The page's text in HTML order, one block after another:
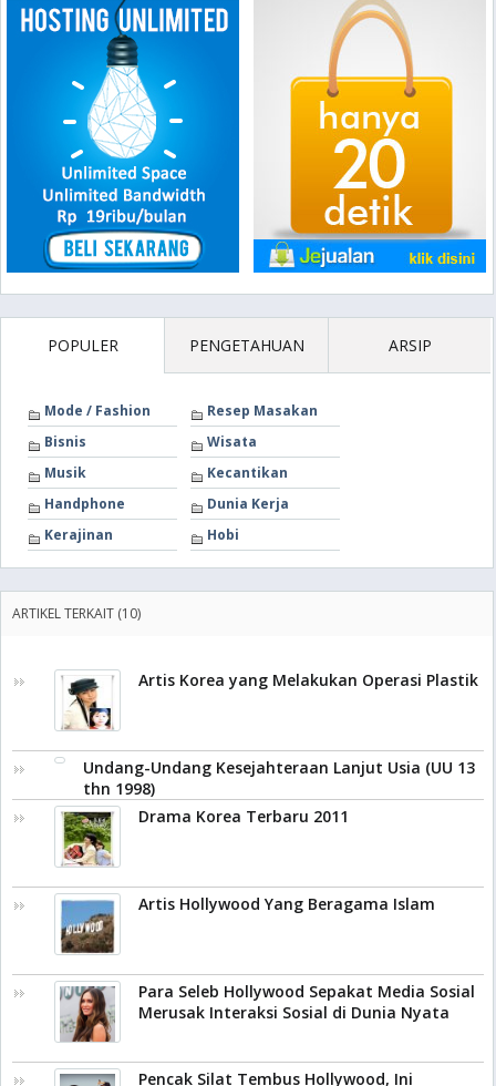
POPULER PENGETAHUAN ARSIP
Mode / Fashion
Resep Masakan
Bisnis
Wisata
Musik
Kecantikan
Handphone
Dunia Kerja
Kerajinan
Hobi
ARTIKEL TERKAIT (10)
Artis Korea yang Melakukan Operasi Plastik
Undang-Undang Kesejahteraan Lanjut Usia (UU 13
thn 1998)
Drama Korea Terbaru 2011
Artis Hollywood Yang Beragama Islam
Para Seleb Hollywood Sepakat Media Sosial
Merusak Interaksi Sosial di Dunia Nyata
Pencak Silat Tembus Hollywood, Ini